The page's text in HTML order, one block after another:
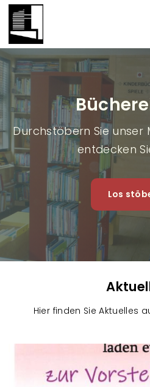
Durchstöbern Sie
entdecken
Los
Hier finden Sie Aktuelles